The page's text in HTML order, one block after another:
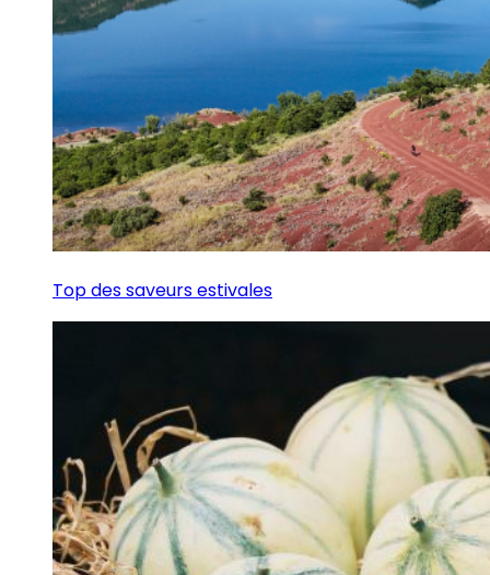
Top des saveurs estivales